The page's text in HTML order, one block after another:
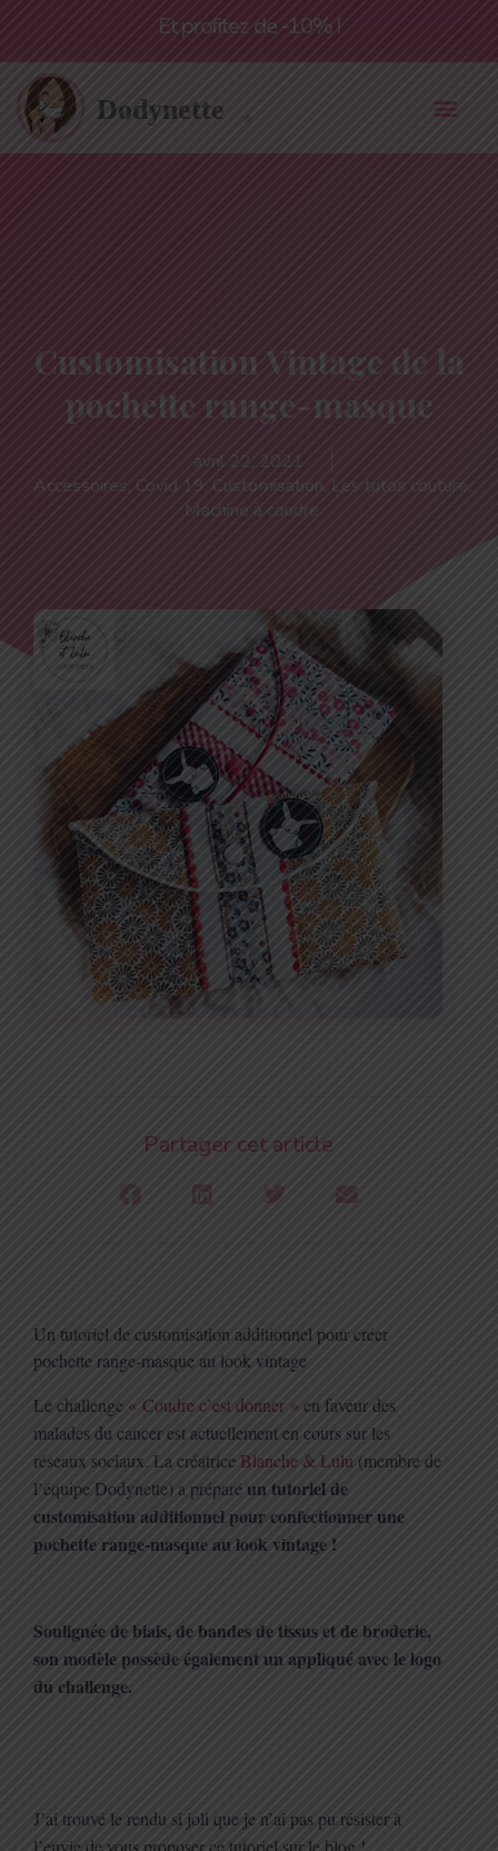
Livraison offerte à partir de 55€*
Customisation Vintage de la
pochette range-masque
avril 22, 2021
Accessoires, Covid 19 Customisation Les tutos couture
Machine à coudre
Partager cet article
Un tutoriel de customisation additionnel pour créer
pochette range-masque au look vintage
Le challenge « Coudre c’est donner » en faveur des
malades du cancer est actuellement en cours sur les
réseaux sociaux. La créatriceBlanche & Lulu (membre de
l’équipe Dodynette) a préparé untutoriel de
customisation additionnel pour confectionner une
pochette range-masque au look vintage !
Soulignée de biais, de bandes de tissus et de broderie,
son modèle possède également un appliqué avec le logo
du challenge.
J’ai trouvé le rendu si joli que je n’ai pas pu résister à
l’envie de vous proposer ce tutoriel sur le blog !